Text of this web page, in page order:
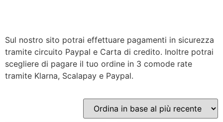
Sul nostro sito potrai effettuare pagamenti in sicurezza
tramite circuito Paypal e Carta di credito. Inoltre potrai
scegliere di pagare il tuo ordine in 3 comode rate
tramite Klarna, Scalapay e Paypal.